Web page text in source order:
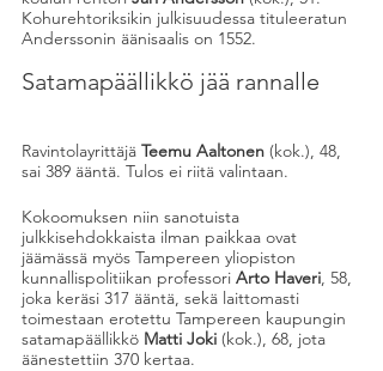
Kohurehtoriksikin julkisuudessa tituleeratun
Anderssonin äänisaalis on 1552.
Satamapäällikkö jää rannalle
Ravintolayrittäjä Teemu Aaltonen (kok.), 48,
sai 389 ääntä. Tulos ei riitä valintaan.
Kokoomuksen niin sanotuista
julkkisehdokkaista ilman paikkaa ovat
jäämässä myös Tampereen yliopiston
kunnallispolitiikan professori Arto Haveri, 58,
joka keräsi 317 ääntä, sekä laittomasti
toimestaan erotettu Tampereen kaupungin
satamapäällikkö Matti Joki (kok.), 68, jota
äänestettiin 370 kertaa.